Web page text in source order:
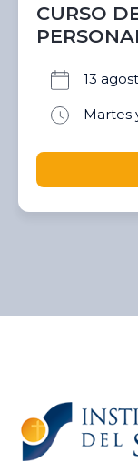
CURSO
13
Martes